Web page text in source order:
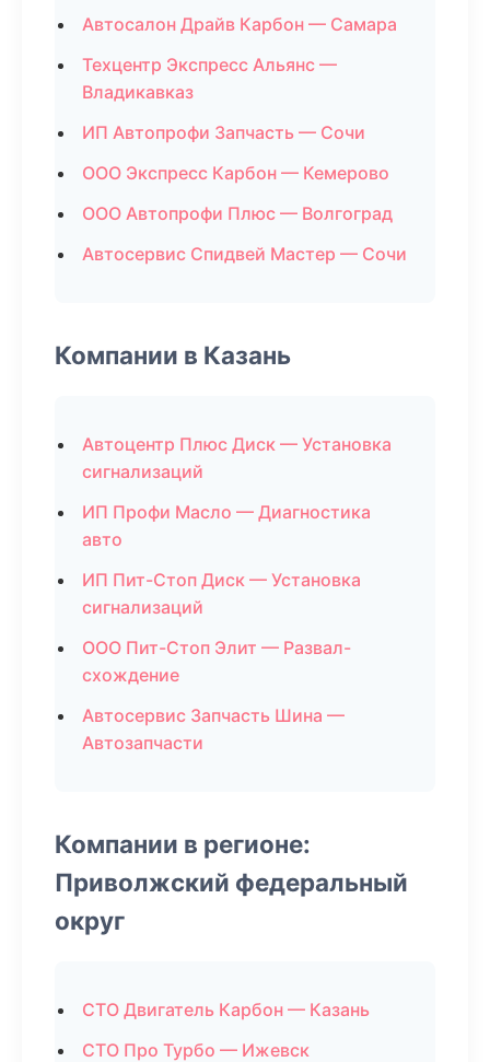
Автосалон Драйв Карбон — Самара
Техцентр Экспресс Альянс —
Владикавказ
ИП Автопрофи Запчасть — Сочи
ООО Экспресс Карбон — Кемерово
ООО Автопрофи Плюс — Волгоград
Автосервис Спидвей Мастер — Сочи
Компании в Казань
Автоцентр Плюс Диск — Установка
сигнализаций
ИП Профи Масло — Диагностика
авто
ИП Пит-Стоп Диск — Установка
сигнализаций
ООО Пит-Стоп Элит — Развал-
схождение
Автосервис Запчасть Шина —
Автозапчасти
Компании в регионе:
Приволжский федеральный
округ
СТО Двигатель Карбон — Казань
СТО Про Турбо — Ижевск